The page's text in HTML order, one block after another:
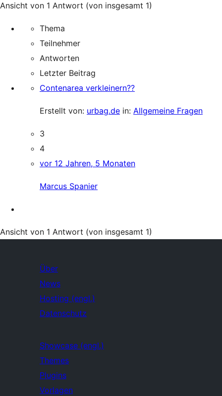
Ansicht von 1 Antwort (von insgesamt 1)
Thema
Teilnehmer
Antworten
Letzter Beitrag
Contenarea verkleinern??
Erstellt von: urbag.de in: Allgemeine Fragen
3
4
vor 12 Jahren, 5 Monaten
Marcus Spanier
Ansicht von 1 Antwort (von insgesamt 1)
Über
News
Hosting (engl.)
Datenschutz
Showcase (engl.)
Themes
Plugins
Vorlagen